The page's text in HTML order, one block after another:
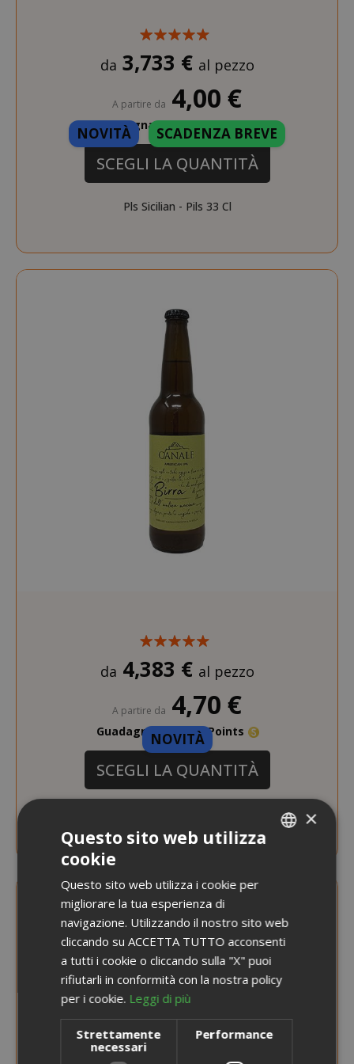
NOVITÀ SCADENZA BREVE
da 3,733 € al pezzo
A partire da 4,00 €
Guadagna 40 Saida Points
SCEGLI LA QUANTITÀ
Pls Sicilian - Pils 33 Cl
NOVITÀ
da 4,383 € al pezzo
A partire da 4,70 €
Guadagna 40 Saida Points
SCEGLI LA QUANTITÀ
×
Questo sito web utilizza
cookie
Questo sito web utilizza i cookie per
migliorare la tua esperienza di
navigazione. Utilizzando il nostro sito web
cliccando su ACCETTA TUTTO acconsenti
a tutti i cookie o cliccando sulla "X" puoi
rifiutarli in conformità con la nostra policy
per i cookie. Leggi di più
Strettamente
necessari
Performance